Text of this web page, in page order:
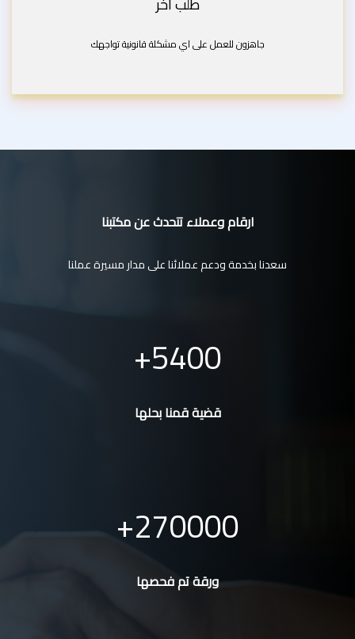
جاهزون للعمل على اي مشكلة قانونية تواجهك
ارقام وعملاء تتحدث عن مكتبنا
سعدنا بخدمة ودعم عملائنا على مدار مسيرة عملنا
5400
قضية قمنا بحلها
270000
ورقة تم فحصها